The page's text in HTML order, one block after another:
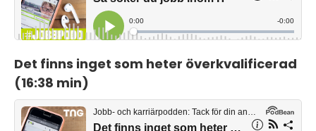
Det finns inget som heter överkvalificerad
(16:38 min)